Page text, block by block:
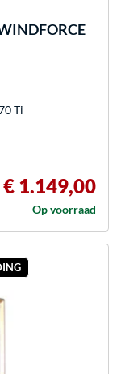
Ti
€ 1.149,00
Op voorraad